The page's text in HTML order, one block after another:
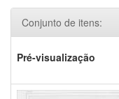
Conjunto de itens:
Pré-visualização